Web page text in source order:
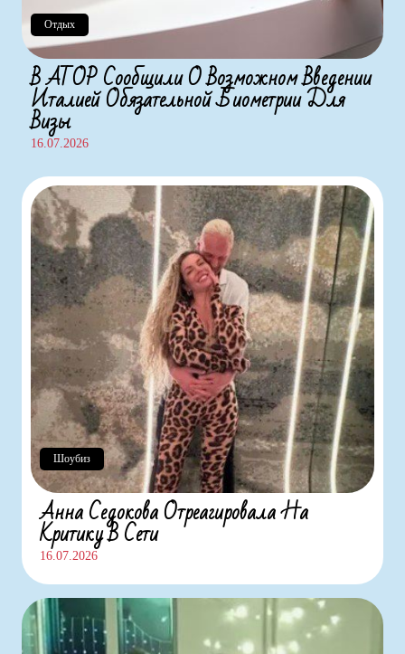
Отдых
В АТОР Сообщили О Возможном Введении
Италией Обязательной Биометрии Для
Визы
16.07.2026
Анна Седокова Отреагировала На
Критику В Сети
16.07.2026
Шоубиз